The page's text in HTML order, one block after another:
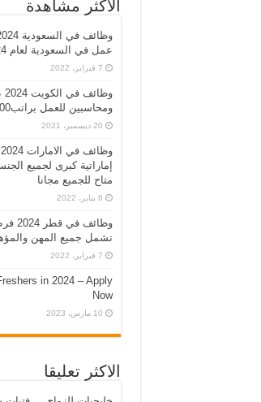
الاكثر مشاهدة
عمل في السعودية لعام 2024
7 فبراير، 2022
ومحاسبين للعمل براتب600 دينار
20 ديسمبر، 2021
إماراتية كبرى لجميع
متاح للجميع مجانا
6 يناير، 2022
تشمل جميع المهن
7 فبراير، 2022
in 2024 – Apply
Now
10 مارس، 2023
الاكثر تعليقا